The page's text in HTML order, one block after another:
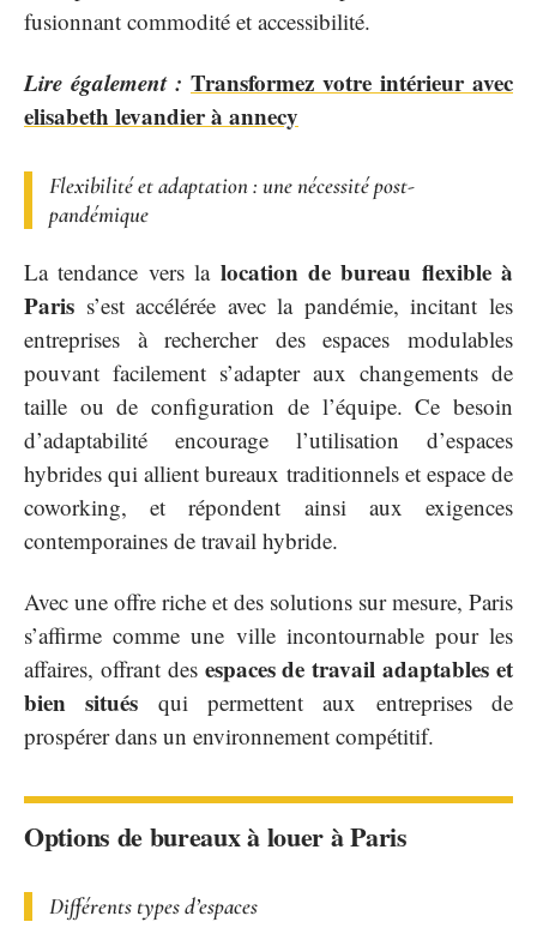
fusionnant commodité et accessibilité.
Lire également : Transformez votre intérieur avec
elisabeth levandier à annecy
Flexibilité et adaptation : une nécessité post-
pandémique
La tendance vers la location de bureau flexible à
Paris s’est accélérée avec la pandémie, incitant les
entreprises à rechercher des espaces modulables
pouvant facilement s’adapter aux changements de
taille ou de configuration de l’équipe. Ce besoin
d’adaptabilité encourage l’utilisation d’espaces
hybrides qui allient bureaux traditionnels et espace de
coworking, et répondent ainsi aux exigences
contemporaines de travail hybride.
Avec une offre riche et des solutions sur mesure, Paris
s’affirme comme une ville incontournable pour les
affaires, offrant des espaces de travail adaptables et
bien situés qui permettent aux entreprises de
prospérer dans un environnement compétitif.
Options de bureaux à louer à Paris
Différents types d’espaces